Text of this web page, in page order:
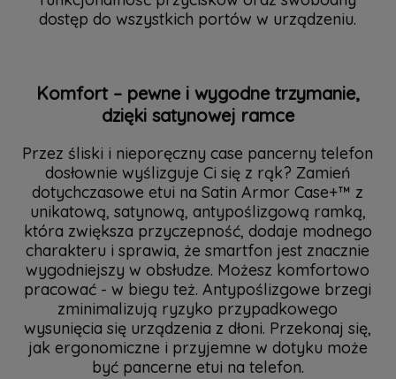
dostęp do wszystkich portów w urządzeniu.
Komfort – pewne i wygodne trzymanie,
dzięki satynowej ramce
Przez śliski i nieporęczny case pancerny telefon
dosłownie wyślizguje Ci się z rąk? Zamień
dotychczasowe etui na Satin Armor Case+™ z
unikatową, satynową, antypoślizgową ramką,
która zwiększa przyczepność, dodaje modnego
charakteru i sprawia, że smartfon jest znacznie
wygodniejszy w obsłudze. Możesz komfortowo
pracować - w biegu też. Antypoślizgowe brzegi
zminimalizują ryzyko przypadkowego
wysunięcia się urządzenia z dłoni. Przekonaj się,
jak ergonomiczne i przyjemne w dotyku może
być pancerne etui na telefon.